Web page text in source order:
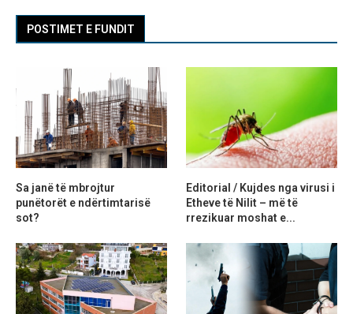
POSTIMET E FUNDIT
Sa janë të mbrojtur
punëtorët e ndërtimtarisë
sot?
Editorial / Kujdes nga virusi i
Etheve të Nilit – më të
rrezikuar moshat e...